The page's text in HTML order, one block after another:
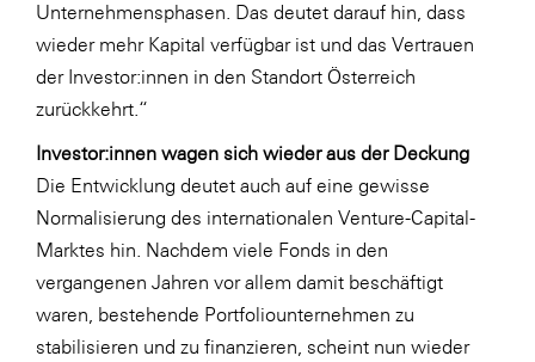
Unternehmensphasen. Das deutet darauf hin, dass
wieder mehr Kapital verfügbar ist und das Vertrauen
der Investor:innen in den Standort Österreich
zurückkehrt.“
Investor:innen wagen sich wieder aus der Deckung
Die Entwicklung deutet auch auf eine gewisse
Normalisierung des internationalen Venture-Capital-
Marktes hin. Nachdem viele Fonds in den
vergangenen Jahren vor allem damit beschäftigt
waren, bestehende Portfoliounternehmen zu
stabilisieren und zu finanzieren, scheint nun wieder